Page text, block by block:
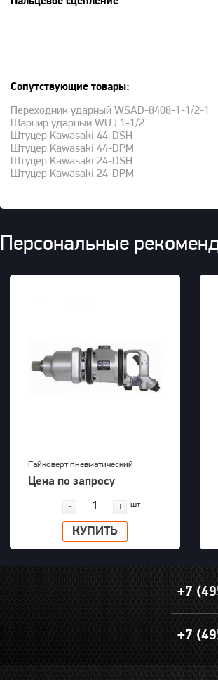
Сопутствующие товары:
Переходник ударный WSAD-8408-1-1/2-1
Шарнир ударный WUJ 1-1/2
Штуцер Kawasaki 44-DSH
Штуцер Kawasaki 44-DPM
Штуцер Kawasaki 24-DSH
Штуцер Kawasaki 24-DPM
Персональные
Гайковерт пневматический
KAWASAKI KPT-55SA
Цена по запросу
- + шт
КУПИТЬ
+7
+7